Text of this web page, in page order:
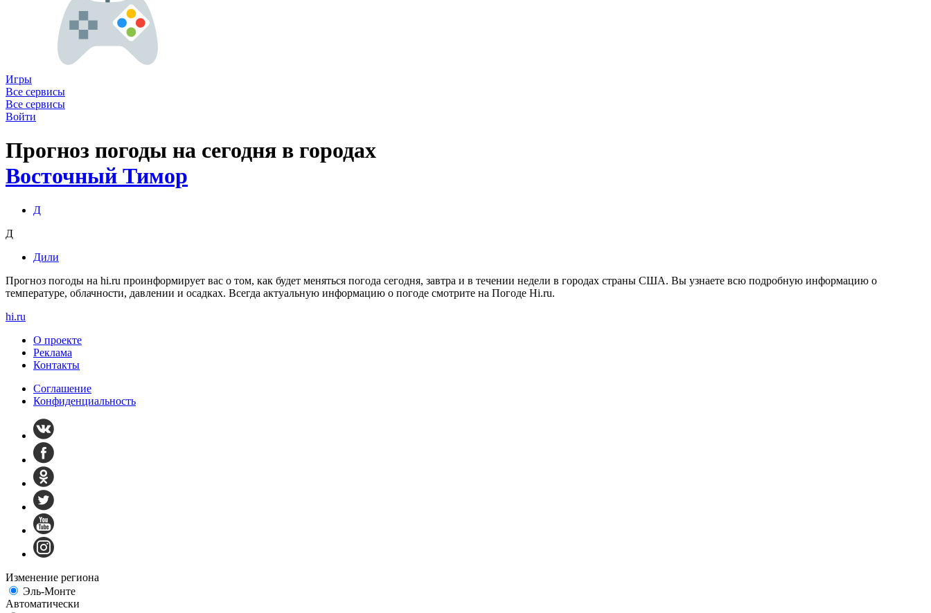
Игры
Все сервисы
Все сервисы
Войти
Прогноз погоды на сегодня в городах
Восточный Тимор
Д
Д
Дили
Прогноз погоды на hi.ru проинформирует вас о том, как будет меняться погода сегодня, завтра и в течении недели в городах страны США. Вы узнаете всю подробную информацию о
температуре, облачности, давлении и осадках. Всегда актуальную информацию о погоде смотрите на Погоде Hi.ru.
hi.ru
О проекте
Реклама
Контакты
Cоглашение
Конфиденциальность
Изменение региона
Эль-Монте
Автоматически